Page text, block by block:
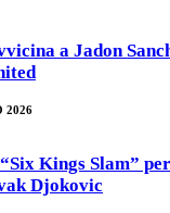
a Jadon
2026
Kings Slam”
Djokovic